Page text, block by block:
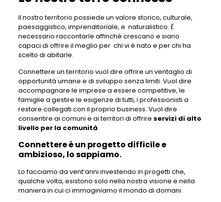
Il nostro territorio possiede un valore storico, culturale,
paesaggistico, imprenditoriale, e naturalistico. È
necessario raccontarle affinché crescano e siano
capaci di offrire il meglio per chi vi è nato e per chi ha
scelto di abitarle.
Connettere un territorio vuol dire offrire un ventaglio di
opportunità umane e di sviluppo senza limiti. Vuol dire
accompagnare le imprese a essere competitive, le
famiglie a gestire le esigenze di tutti, i professionisti a
restare collegati con il proprio business. Vuol dire
consentire ai comuni e ai territori di offrire servizi di alto
livello per la comunità.
Connettere è un progetto difficile e
ambizioso, lo sappiamo.
Lo facciamo da vent’anni investendo in progetti che,
qualche volta, esistono solo nella nostra visione e nella
maniera in cui ci immaginiamo il mondo di domani.